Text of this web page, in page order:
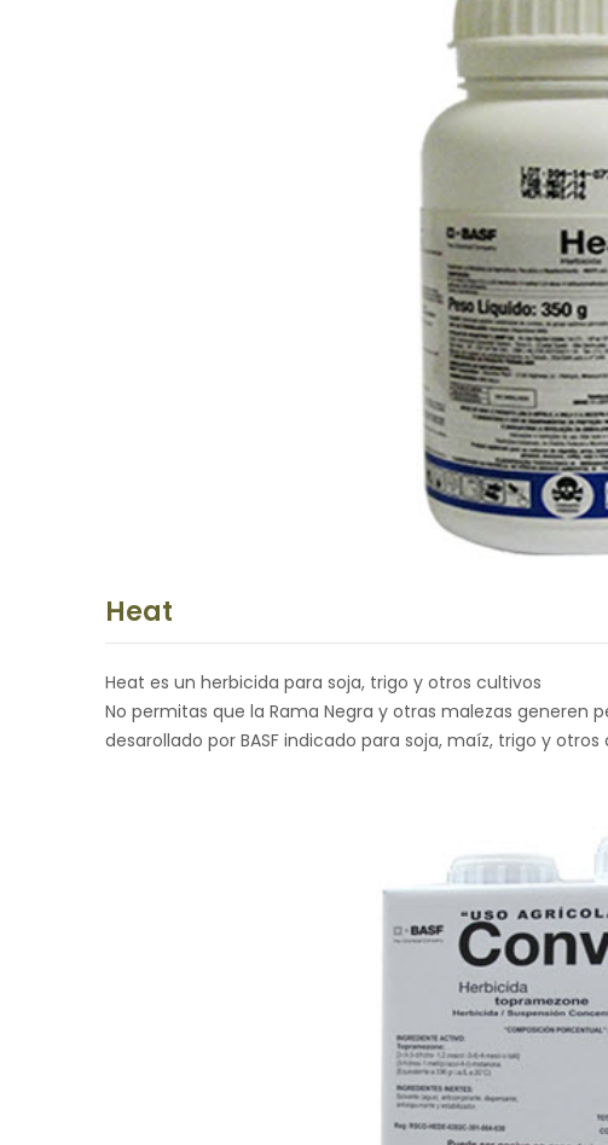
Heat
Heat es un herbicida para soja, trigo y otros cultivos
No permitas que la Rama Negra y otras malezas generen
desarollado por BASF indicado para soja, maíz, trigo y otros